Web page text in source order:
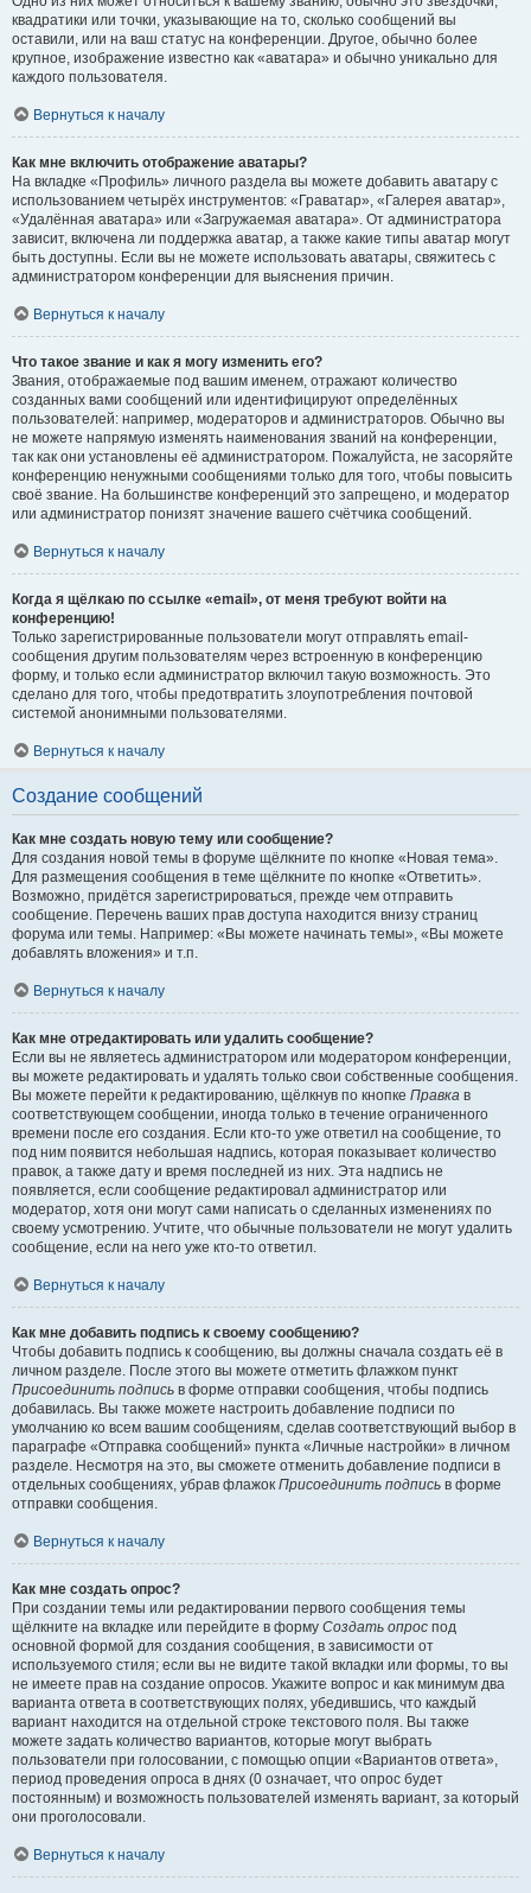
квадратики или точки, указывающие на то, сколько сообщений вы
оставили, или на ваш статус на конференции. Другое, обычно более
крупное, изображение известно как «аватара» и обычно уникально для
каждого пользователя.
Вернуться к началу
Как мне включить отображение аватары?
На вкладке «Профиль» личного раздела вы можете добавить аватару с
использованием четырёх инструментов: «Граватар», «Галерея аватар»,
«Удалённая аватара» или «Загружаемая аватара». От администратора
зависит, включена ли поддержка аватар, а также какие типы аватар могут
быть доступны. Если вы не можете использовать аватары, свяжитесь с
администратором конференции для выяснения причин.
Вернуться к началу
Что такое звание и как я могу изменить его?
Звания, отображаемые под вашим именем, отражают количество
созданных вами сообщений или идентифицируют определённых
пользователей: например, модераторов и администраторов. Обычно вы
не можете напрямую изменять наименования званий на конференции,
так как они установлены её администратором. Пожалуйста, не засоряйте
конференцию ненужными сообщениями только для того, чтобы повысить
своё звание. На большинстве конференций это запрещено, и модератор
или администратор понизят значение вашего счётчика сообщений.
Вернуться к началу
Когда я щёлкаю по ссылке «email», от меня требуют войти на
конференцию!
Только зарегистрированные пользователи могут отправлять email-
сообщения другим пользователям через встроенную в конференцию
форму, и только если администратор включил такую возможность. Это
сделано для того, чтобы предотвратить злоупотребления почтовой
системой анонимными пользователями.
Вернуться к началу
Создание сообщений
Как мне создать новую тему или сообщение?
Для создания новой темы в форуме щёлкните по кнопке «Новая тема».
Для размещения сообщения в теме щёлкните по кнопке «Ответить».
Возможно, придётся зарегистрироваться, прежде чем отправить
сообщение. Перечень ваших прав доступа находится внизу страниц
форума или темы. Например: «Вы можете начинать темы», «Вы можете
добавлять вложения» и т.п.
Вернуться к началу
Как мне отредактировать или удалить сообщение?
Если вы не являетесь администратором или модератором конференции,
вы можете редактировать и удалять только свои собственные сообщения.
Вы можете перейти к редактированию, щёлкнув по кнопке Правка в
соответствующем сообщении, иногда только в течение ограниченного
времени после его создания. Если кто-то уже ответил на сообщение, то
под ним появится небольшая надпись, которая показывает количество
правок, а также дату и время последней из них. Эта надпись не
появляется, если сообщение редактировал администратор или
модератор, хотя они могут сами написать о сделанных изменениях по
своему усмотрению. Учтите, что обычные пользователи не могут удалить
сообщение, если на него уже кто-то ответил.
Вернуться к началу
Как мне добавить подпись к своему сообщению?
Чтобы добавить подпись к сообщению, вы должны сначала создать её в
личном разделе. После этого вы можете отметить флажком пункт
Присоединить подпись в форме отправки сообщения, чтобы подпись
добавилась. Вы также можете настроить добавление подписи по
умолчанию ко всем вашим сообщениям, сделав соответствующий выбор в
параграфе «Отправка сообщений» пункта «Личные настройки» в личном
разделе. Несмотря на это, вы сможете отменить добавление подписи в
отдельных сообщениях, убрав флажок Присоединить подпись в форме
отправки сообщения.
Вернуться к началу
Как мне создать опрос?
При создании темы или редактировании первого сообщения темы
щёлкните на вкладке или перейдите в форму Создать опрос под
основной формой для создания сообщения, в зависимости от
используемого стиля; если вы не видите такой вкладки или формы, то вы
не имеете прав на создание опросов. Укажите вопрос и как минимум два
варианта ответа в соответствующих полях, убедившись, что каждый
вариант находится на отдельной строке текстового поля. Вы также
можете задать количество вариантов, которые могут выбрать
пользователи при голосовании, с помощью опции «Вариантов ответа»,
период проведения опроса в днях (0 означает, что опрос будет
постоянным) и возможность пользователей изменять вариант, за который
они проголосовали.
Вернуться к началу